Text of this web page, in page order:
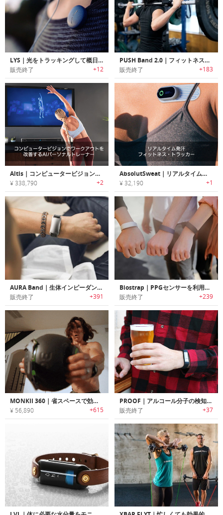
LYS｜光をトラッキングして概日リズムを改善可能なウェアラブルセンサー「リュース」
販売終了 +12
PUSH Band 2.0｜フィットネスの強度を測定し、数値化するウェアラブルバンド「プッシュバンド2.0」
販売終了 +183
Altis｜コンピュータービジョンでフォーム・ワークアウトを改善するAIパーソナルトレーナー「アルティス」
¥ 338,790 +2
AbsolutSweat｜リアルタイム発汗フィットネス・トラッカー「アブソルートスウェット」
¥ 32,190 +1
AURA Band｜生体インピーダンス・体組成をトラッキング可能なフィットネストラッカー「オーラバンド」
販売終了 +391
Biostrap｜PPGセンサーを利用して健康状態を把握可能なクリニカル品質マルチデバイスウェアラブルプラットフォーム 「バイオストラップ」
販売終了 +239
MONKII 360｜省スペースで効率的なトレーニングが楽しめるポータブルフィットネスデバイス「モンキー360」
¥ 56,890 +615
PROOF｜アルコール分子の検知可能なアルコールトラッキングリストバンド「プルーフ」
販売終了 +37